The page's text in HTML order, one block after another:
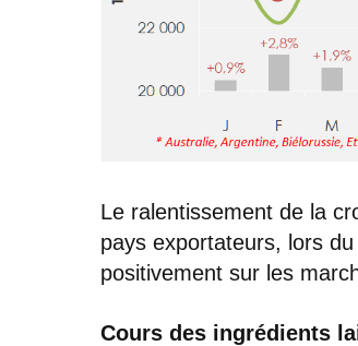
Le ralentissement de la
pays exportateurs, lors
positivement sur les
Cours des ingrédients